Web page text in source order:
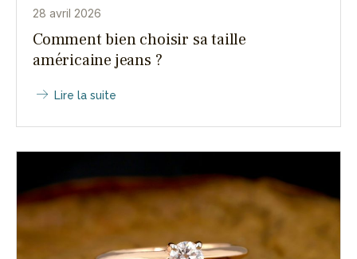
28 avril 2026
Comment bien choisir sa taille
américaine jeans ?
Lire la suite